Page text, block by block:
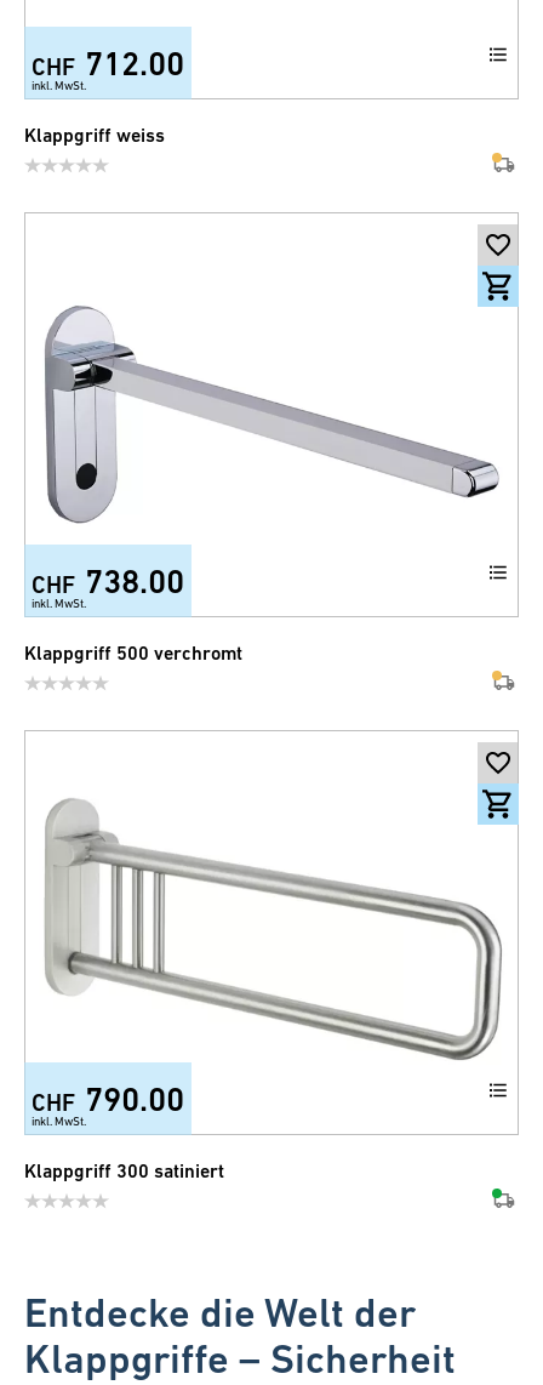
CHF 712.00
inkl. MwSt.
Klappgriff weiss
CHF 738.00
inkl. MwSt.
Klappgriff 500 verchromt
CHF 790.00
inkl. MwSt.
Klappgriff 300 satiniert
Entdecke die Welt der
Klappgriffe – Sicherheit